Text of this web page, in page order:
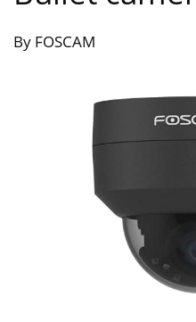
By FOSCAM